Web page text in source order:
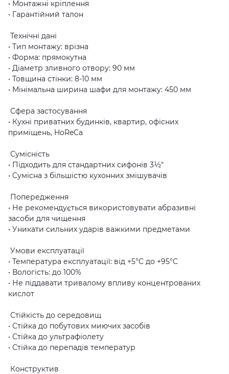
• Монтажні кріплення
• Гарантійний талон
Технічні дані
• Тип монтажу: врізна
• Форма: прямокутна
• Діаметр зливного отвору: 90 мм
• Товщина стінки: 8-10 мм
• Мінімальна ширина шафи для монтажу: 450 мм
Сфера застосування
• Кухні приватних будинків, квартир, офісних
приміщень, HoReCa
Сумісність
• Підходить для стандартних сифонів 3½"
• Сумісна з більшістю кухонних змішувачів
Попередження
• Не рекомендується використовувати абразивні
засоби для чищення
• Уникати сильних ударів важкими предметами
Умови експлуатації
• Температура експлуатації: від +5°C до +95°C
• Вологість: до 100%
• Не піддавати тривалому впливу концентрованих
кислот
Стійкість до середовищ
• Стійка до побутових миючих засобів
• Стійка до ультрафіолету
• Стійка до перепадів температур
Конструктив